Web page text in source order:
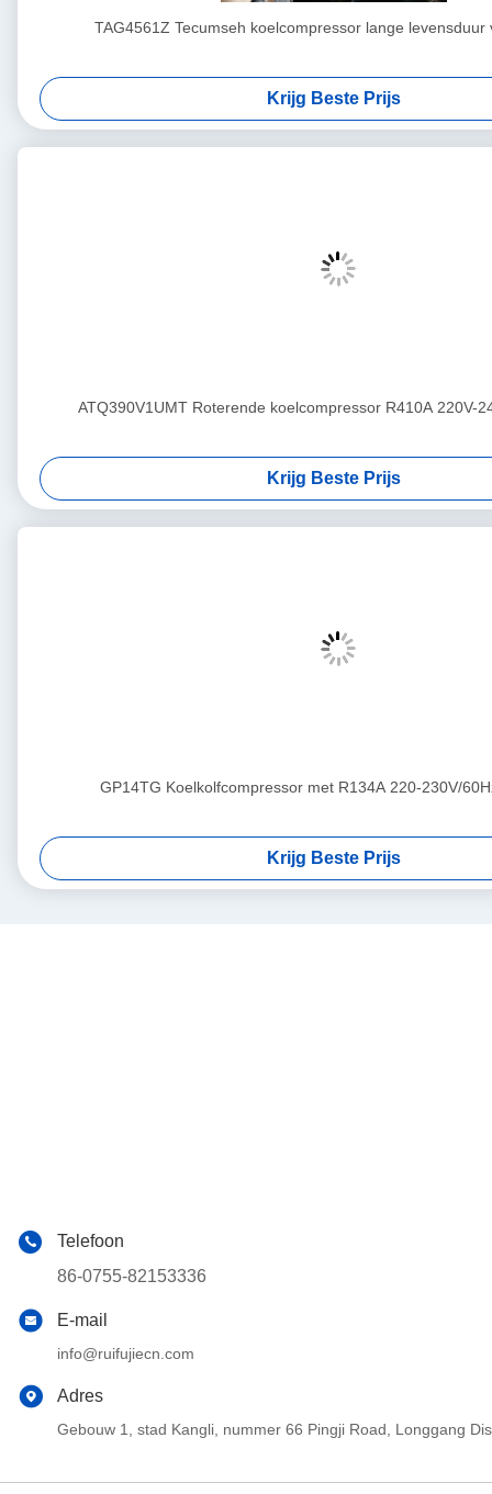
TAG4561Z Tecumseh koelcompressor lange levensduur
Krijg Beste Prijs
ATQ390V1UMT Roterende koelcompressor R410A 220V-
Krijg Beste Prijs
GP14TG Koelkolfcompressor met R134A 220-230V/
Krijg Beste Prijs
Telefoon
86-0755-82153336
E-mail
info@ruifujiecn.com
Adres
Gebouw 1, stad Kangli, nummer 66 Pingji Road, Longgang